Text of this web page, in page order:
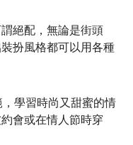
絕配，無論是街頭
扮風格都可以用各種
學習時尚又甜蜜的情
會或在情人節時穿